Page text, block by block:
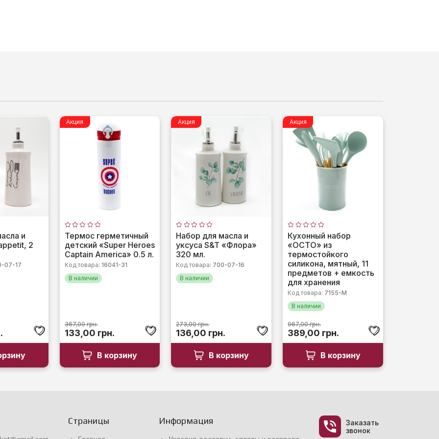
и
2
07-17
Текущая
цена:
193,00 грн..
Акция
Оценка
0
из
5
Термос герметичный
детский «Super Heroes
Captain America» 0.5 л.
Код товара: 16041-31
В наличии
367,00грн.
Первоначальная
цена
составляла
367,00 грн..
133,00 грн.Текущая
цена:
133,00 грн..
В корзину
Акция
Оценка
0
из
5
Набор для масла и
уксуса S&T «Флора»
320 мл.
Код товара: 700-07-16
В наличии
273,00грн.
Первоначальная
цена
составляла
273,00 грн..
136,00 грн. Текущая
цена:
136,00 грн..
В корзину
Акция
Оценка
0
из
Кухонный набор
«OCTO» из
термостойкого
силикона, мятный, 11
предметов + емкость
для хранения
Код товара: 7155-М
В наличии
967,00грн.
Первоначальная
цена
составляла
967,00 грн..
389,00 грн. Текущая
цена:
389,00 грн..
В корзину
Страницы Информация
Заказать
звонок